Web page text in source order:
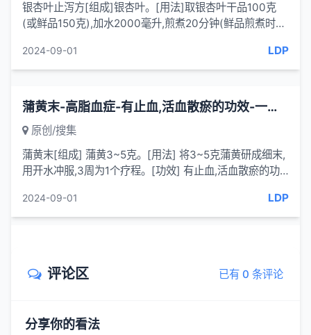
银杏叶止泻方[组成]银杏叶。[用法]取银杏叶干品100克
(或鲜品150克),加水2000毫升,煎煮20分钟(鲜品煎煮时间
20分钟。每天2...
2024-09-01 LDP
蒲黄末-高脂血症-有止血,活血散瘀的功效-一味妙方
原创/搜集
蒲黄末[组成] 蒲黄3~5克。[用法] 将3~5克蒲黄研成细末,
用开水冲服,3周为1个疗程。[功效] 有止血,活血散瘀的功
常见...
2024-09-01 LDP
评论区 已有 0 条评论
分享你的看法